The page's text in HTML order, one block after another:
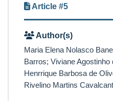
Article #5
Author(s)
Maria Elena Nolasco
Barros; Viviane
Henrrique Barbosa de
Rivelino Martins